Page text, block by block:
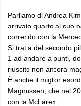
Parliamo di Andrea
arrivato quarto al suo
correndo con la
Si tratta del secondo
1 ad andare a punti,
riuscito non ancora
È anche il miglior
Magnussen, che nel
con la McLaren.